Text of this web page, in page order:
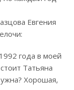
Евгения
года в моей
Татьяна
Хорошая,